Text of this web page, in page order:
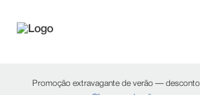
Promoção extravagante de verão —